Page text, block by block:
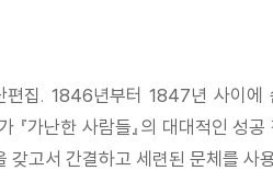
집. 1846년부터 1847년 사이에
『가난한 사람들』의 대대적인
갖고서 간결하고 세련된 문체를 사